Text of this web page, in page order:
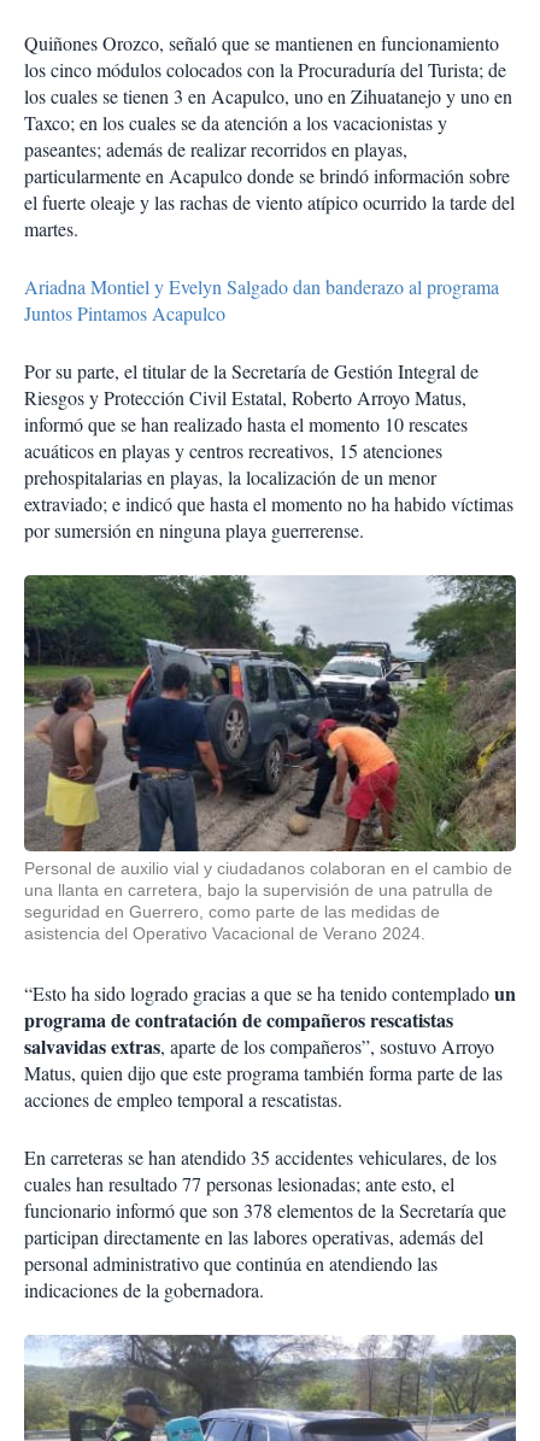
Quiñones Orozco, señaló que se mantienen en funcionamiento
los cinco módulos colocados con la Procuraduría del Turista; de
los cuales se tienen 3 en Acapulco, uno en Zihuatanejo y uno en
Taxco; en los cuales se da atención a los vacacionistas y
paseantes; además de realizar recorridos en playas,
particularmente en Acapulco donde se brindó información sobre
el fuerte oleaje y las rachas de viento atípico ocurrido la tarde del
martes.
Ariadna Montiel y Evelyn Salgado dan banderazo al programa
Juntos Pintamos Acapulco
Por su parte, el titular de la Secretaría de Gestión Integral de
Riesgos y Protección Civil Estatal, Roberto Arroyo Matus,
informó que se han realizado hasta el momento 10 rescates
acuáticos en playas y centros recreativos, 15 atenciones
prehospitalarias en playas, la localización de un menor
extraviado; e indicó que hasta el momento no ha habido víctimas
por sumersión en ninguna playa guerrerense.
Personal de auxilio vial y ciudadanos colaboran en el cambio de
una llanta en carretera, bajo la supervisión de una patrulla de
seguridad en Guerrero, como parte de las medidas de
asistencia del Operativo Vacacional de Verano 2024.
“Esto ha sido logrado gracias a que se ha tenido contempladoun
programa de contratación de compañeros rescatistas
salvavidas extras, aparte de los compañeros”, sostuvo Arroyo
Matus, quien dijo que este programa también forma parte de las
acciones de empleo temporal a rescatistas.
En carreteras se han atendido 35 accidentes vehiculares, de los
cuales han resultado 77 personas lesionadas; ante esto, el
funcionario informó que son 378 elementos de la Secretaría que
participan directamente en las labores operativas, además del
personal administrativo que continúa en atendiendo las
indicaciones de la gobernadora.